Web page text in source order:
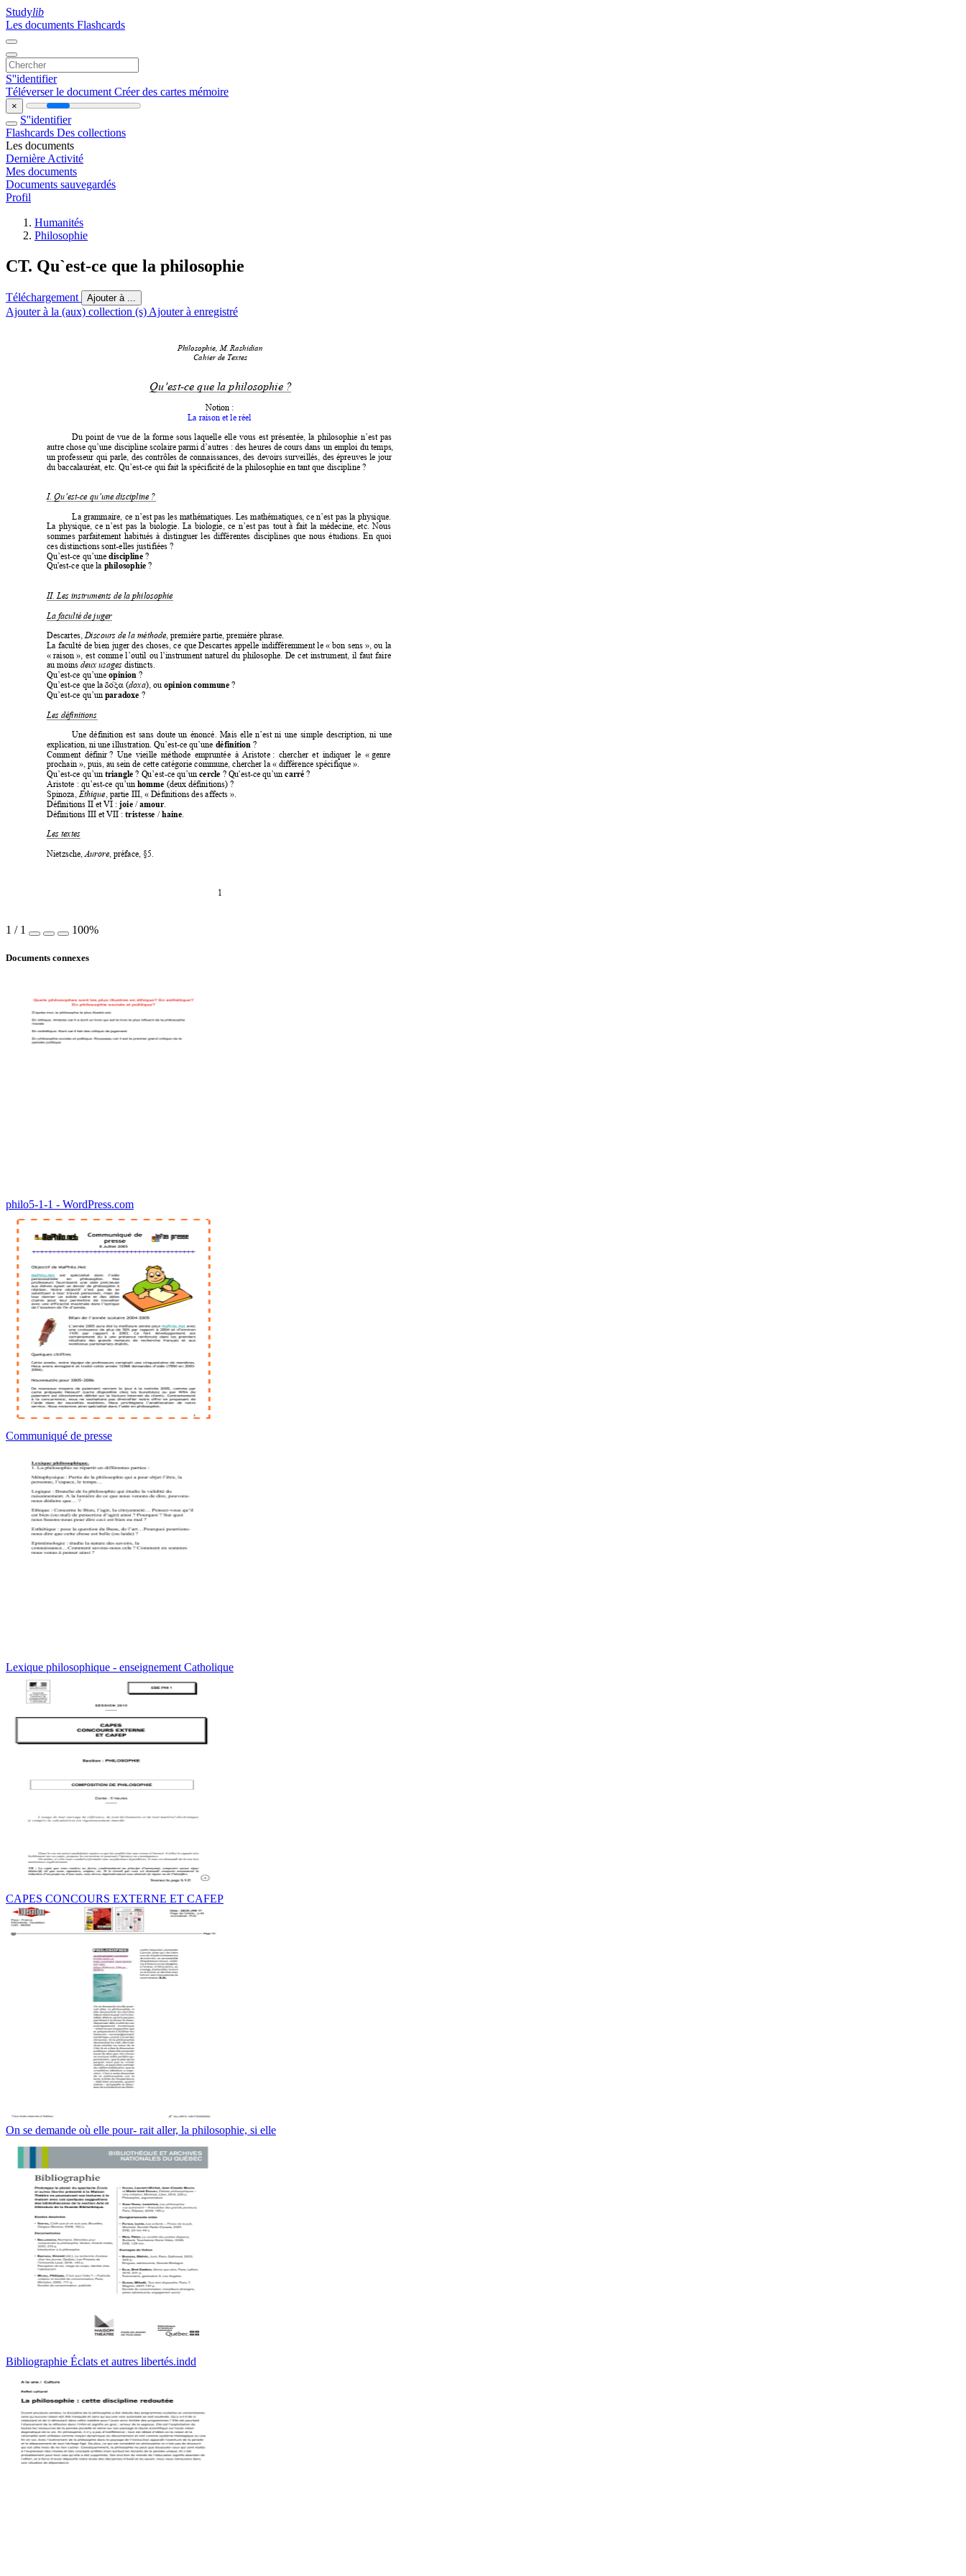
Studylib
Les documents Flashcards
S''identifier
Téléverser le document Créer des cartes mémoire
×
S''identifier
Flashcards Des collections
Les documents
Dernière Activité
Mes documents
Documents sauvegardés
Profil
Humanités
Philosophie
CT. Qu`est-ce que la philosophie
Téléchargement Ajouter à ...
Ajouter à la (aux) collection (s) Ajouter à enregistré
Philosophie, M. Rashidian
Cahier de Textes
1
Qu’est-ce que la philosophie ?
Notion :
La raison et le réel
Du point de vue de la forme sous laquelle elle vous est présentée, la philosophie n’est pas
autre chose qu’une discipline scolaire parmi d’autres : des heures de cours dans un emploi du temps,
un professeur qui parle, des contrôles de connaissances, des devoirs surveillés, des épreuves le jour
du baccalauréat, etc. Qu’est-ce qui fait la spécificité de la philosophie en tant que discipline ?
I. Qu’est-ce qu’une discipline ?
La grammaire, ce n’est pas les mathématiques. Les mathématiques, ce n’est pas la physique.
La physique, ce n’est pas la biologie. La biologie, ce n’est pas tout à fait la médecine, etc. Nous
sommes parfaitement habitués à distinguer les différentes disciplines que nous étudions. En quoi
ces distinctions sont-elles justifiées ?
Qu’est-ce qu’une discipline ?
Qu'est-ce que la philosophie ?
II. Les instruments de la philosophie
La faculté de juger
Descartes, Discours de la méthode, première partie, première phrase.
La faculté de bien juger des choses, ce que Descartes appelle indifféremment le « bon sens », ou la
« raison », est comme l’outil ou l’instrument naturel du philosophe. De cet instrument, il faut faire
au moins deux usages distincts.
Qu’est-ce qu’une opinion ?
Qu’est-ce que la do/ca (doxa), ou opinion commune ?
Qu’est-ce qu’un paradoxe ?
Les définitions
Une définition est sans doute un énoncé. Mais elle n’est ni une simple description, ni une
explication, ni une illustration. Qu’est-ce qu’une définition ?
Comment définir ? Une vieille méthode empruntée à Aristote : chercher et indiquer le « genre
prochain », puis, au sein de cette catégorie commune, chercher la « différence spécifique ».
Qu’est-ce qu’un triangle ? Qu’est-ce qu’un cercle ? Qu'est-ce qu’un carré ?
Aristote : qu’est-ce qu’un homme (deux définitions) ?
Spinoza, Ethique, partie III, « Définitions des affects ».
Définitions II et VI : joie / amour.
Définitions III et VII : tristesse / haine.
Les textes
Nietzsche, Aurore, préface, §5.
1 / 1 100%
Documents connexes
philo5-1-1 - WordPress.com
Communiqué de presse
Lexique philosophique - enseignement Catholique
CAPES CONCOURS EXTERNE ET CAFEP
On se demande où elle pour- rait aller, la philosophie, si elle
Bibliographie Éclats et autres libertés.indd